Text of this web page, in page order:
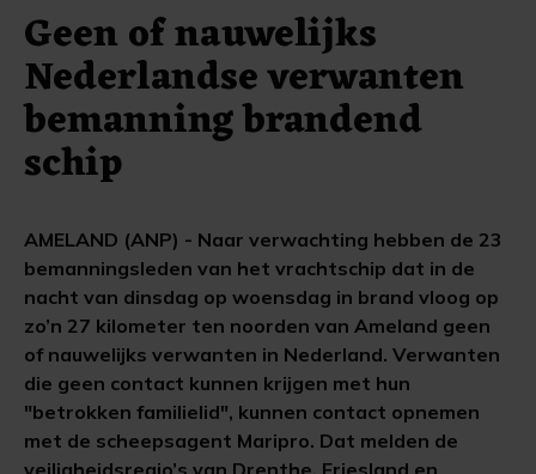
Geen of nauwelijks
Nederlandse verwanten
bemanning brandend
schip
AMELAND (ANP) - Naar verwachting hebben de 23
bemanningsleden van het vrachtschip dat in de
nacht van dinsdag op woensdag in brand vloog op
zo’n 27 kilometer ten noorden van Ameland geen
of nauwelijks verwanten in Nederland. Verwanten
die geen contact kunnen krijgen met hun
"betrokken familielid", kunnen contact opnemen
met de scheepsagent Maripro. Dat melden de
veiligheidsregio’s van Drenthe, Friesland en